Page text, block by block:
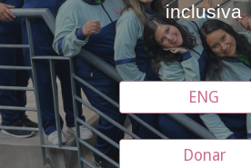
inclusiva
ENG
Donar